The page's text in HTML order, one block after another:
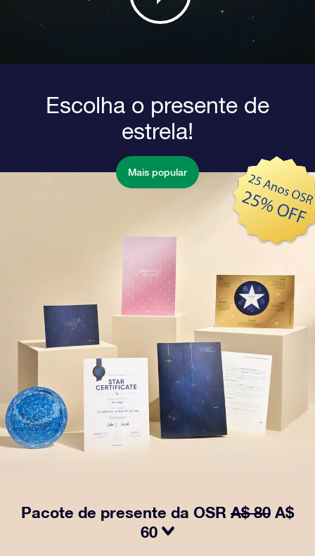
Escolha o presente de
estrela!
Mais popular
Pacote de presente da OSR A$ 80 A$
60